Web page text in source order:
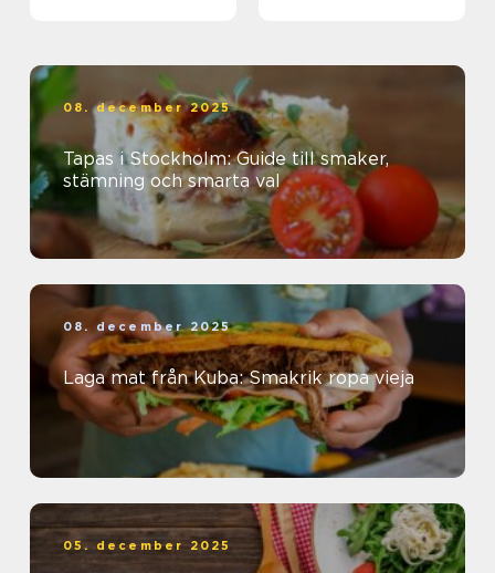
08. december 2025
Tapas i Stockholm: Guide till smaker,
stämning och smarta val
08. december 2025
Laga mat från Kuba: Smakrik ropa vieja
05. december 2025